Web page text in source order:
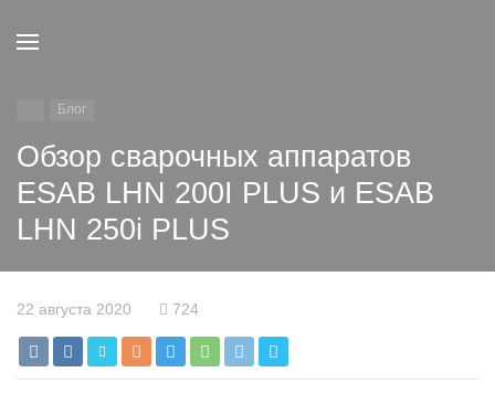
Блог
Обзор сварочных аппаратов
ESAB LHN 200I PLUS и ESAB
LHN 250i PLUS
22 августа 2020 724